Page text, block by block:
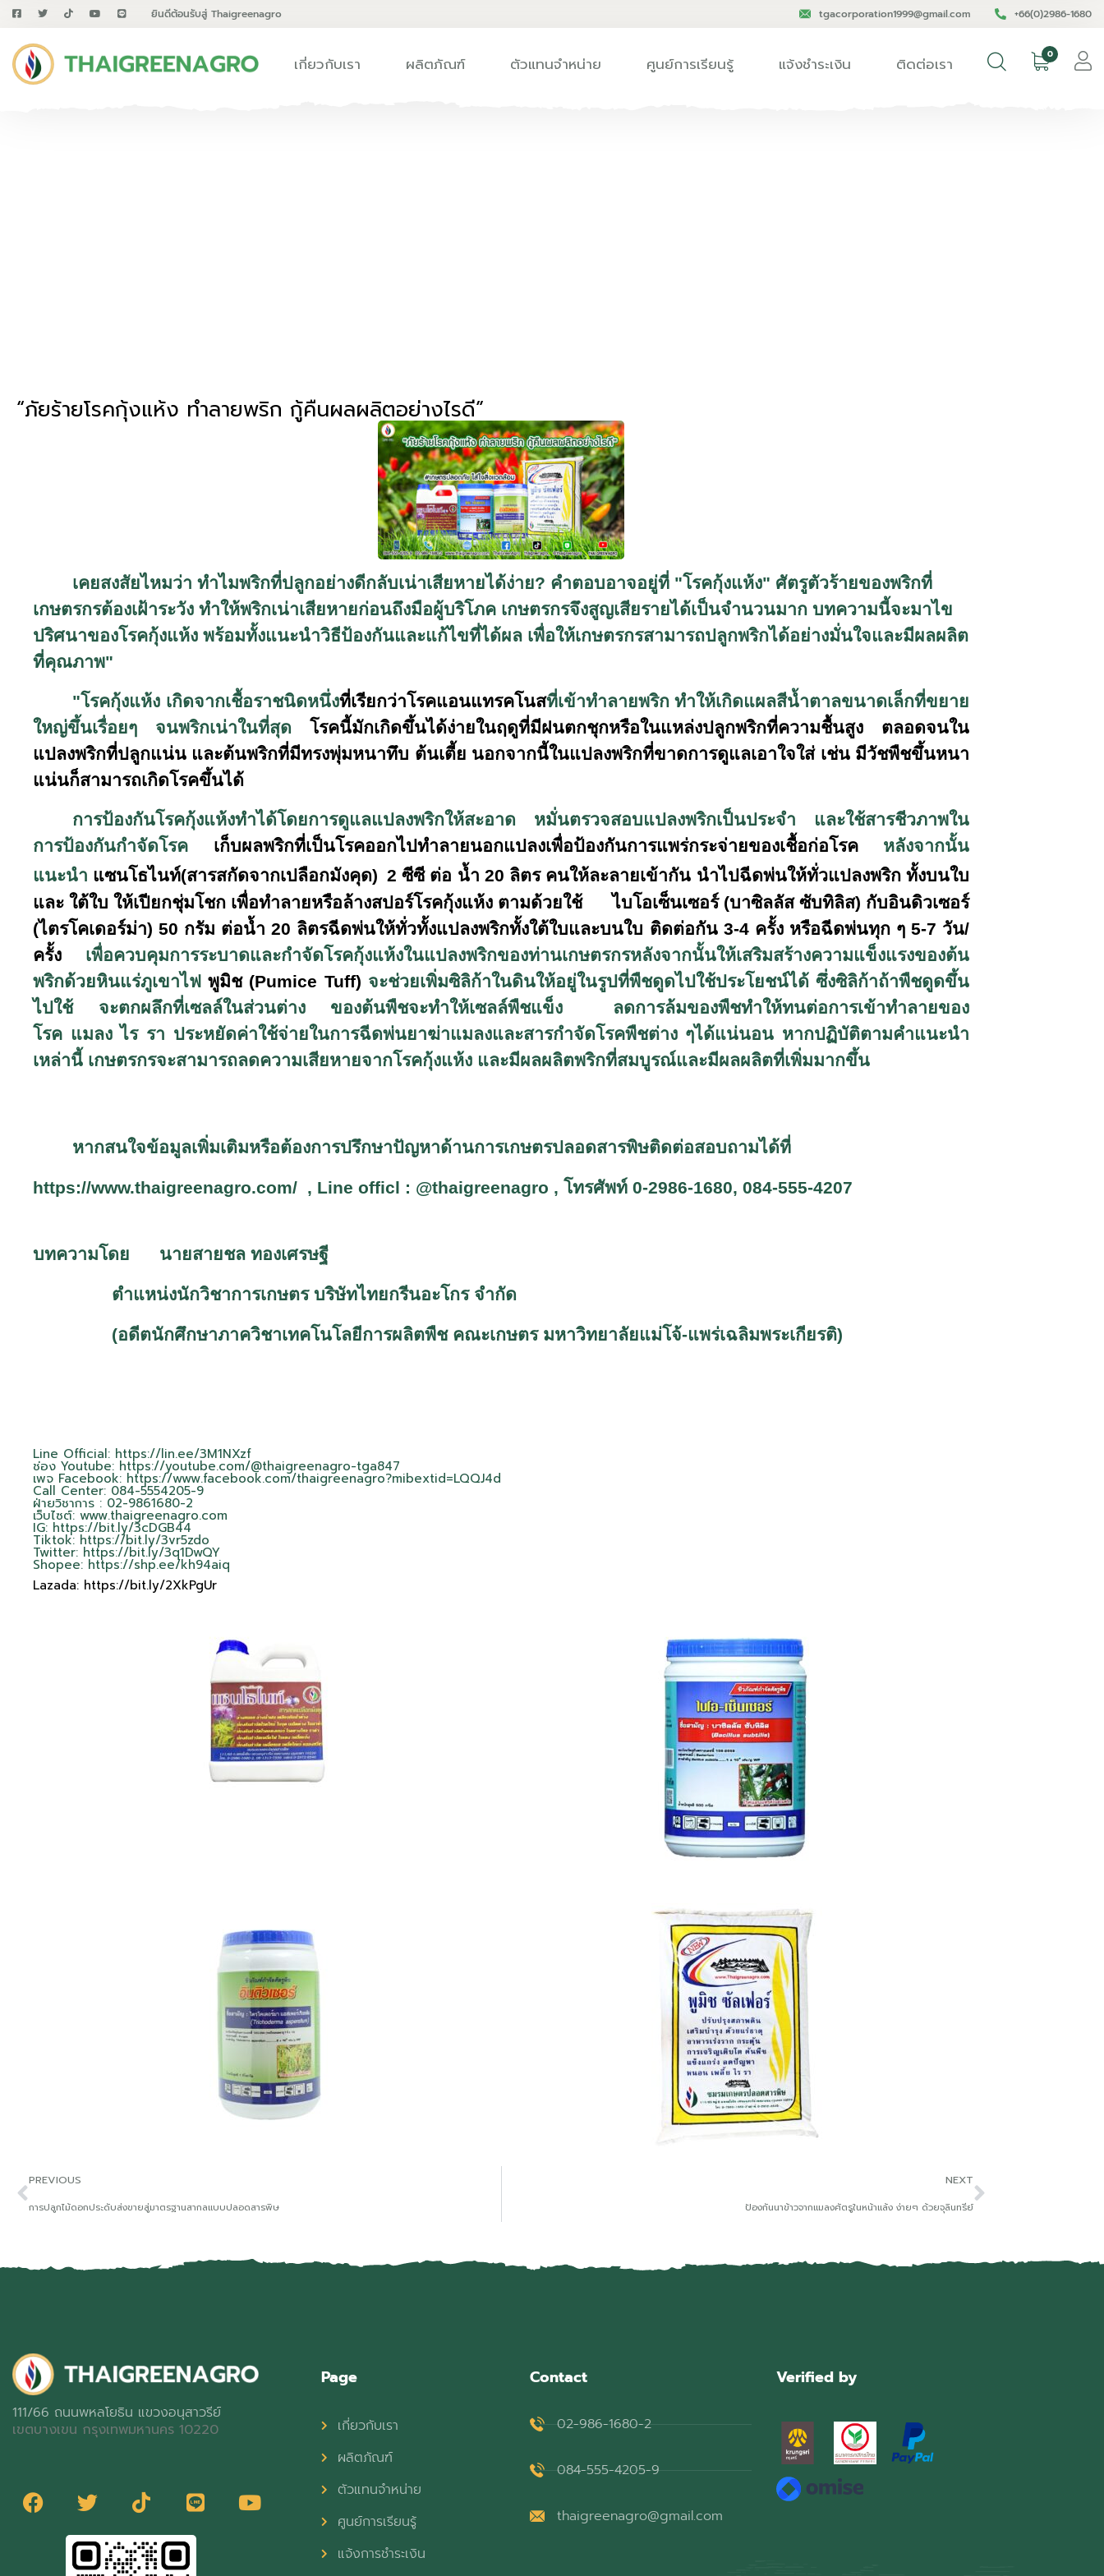
ยินดีต้อนรับสู่ Thaigreenagro tgacorporation1999@gmail.com +66(0)2986-1680
เกี่ยวกับเรา ผลิตภัณฑ์ ตัวแทนจำหน่าย ศูนย์การเรียนรู้ แจ้งชำระเงิน ติดต่อเรา 0
“ภัยร้ายโรคกุ้งแห้ง ทำลายพริก กู้คืนผลผลิตอย่างไรดี”
เคยสงสัยไหมว่า ทำไมพริกที่ปลูกอย่างดีกลับเน่าเสียหายได้ง่าย? คำตอบอาจอยู่ที่ "โรคกุ้งแห้ง" ศัตรูตัวร้ายของพริกที่
เกษตรกรต้องเฝ้าระวัง ทำให้พริกเน่าเสียหายก่อนถึงมือผู้บริโภค เกษตรกรจึงสูญเสียรายได้เป็นจำนวนมาก บทความนี้จะมาไข
ปริศนาของโรคกุ้งแห้ง พร้อมทั้งแนะนำวิธีป้องกันและแก้ไขที่ได้ผล เพื่อให้เกษตรกรสามารถปลูกพริกได้อย่างมั่นใจและมีผลผลิต
ที่คุณภาพ"
"โรคกุ้งแห้ง เกิดจากเชื้อราชนิดหนึ่งที่เรียกว่าโรคแอนแทรคโนสที่เข้าทำลายพริก ทำให้เกิดแผลสีน้ำตาลขนาดเล็กที่ขยาย
ใหญ่ขึ้นเรื่อยๆ จนพริกเน่าในที่สุด โรคนี้มักเกิดขึ้นได้ง่ายในฤดูที่มีฝนตกชุกหรือในแหล่งปลูกพริกที่ความชื้นสูง ตลอดจนใน
แปลงพริกที่ปลูกแน่น และต้นพริกที่มีทรงพุ่มหนาทึบ ต้นเตี้ย นอกจากนี้ในแปลงพริกที่ขาดการดูแลเอาใจใส่ เช่น มีวัชพืชขึ้นหนา
แน่นก็สามารถเกิดโรคขึ้นได้
การป้องกันโรคกุ้งแห้งทำได้โดยการดูแลแปลงพริกให้สะอาด หมั่นตรวจสอบแปลงพริกเป็นประจำ และใช้สารชีวภาพใน
การป้องกันกำจัดโรค เก็บผลพริกที่เป็นโรคออกไปทำลายนอกแปลงเพื่อป้องกันการแพร่กระจ่ายของเชื้อก่อโรคหลังจากนั้น
แนะนำ แซนโธไนท์(สารสกัดจากเปลือกมังคุด) 2 ซีซี ต่อ น้ำ 20 ลิตร คนให้ละลายเข้ากัน นำไปฉีดพ่นให้ทั่วแปลงพริก ทั้งบนใบ
และ ใต้ใบ ให้เปียกชุ่มโชก เพื่อทำลายหรือล้างสปอร์โรคกุ้งแห้ง ตามด้วยใช้ ไบโอเซ็นเซอร์ (บาซิลลัส ซับทิลิส) กับอินดิวเซอร์
(ไตรโคเดอร์ม่า) 50 กรัม ต่อน้ำ 20 ลิตรฉีดพ่นให้ทั่วทั้งแปลงพริกทั้งใต้ใบและบนใบ ติดต่อกัน 3-4 ครั้ง หรือฉีดพ่นทุก ๆ 5-7 วัน/
ครั้ง เพื่อควบคุมการระบาดและกำจัดโรคกุ้งแห้งในแปลงพริกของท่านเกษตรกรหลังจากนั้นให้เสริมสร้างความแข็งแรงของต้น
พริกด้วยหินแร่ภูเขาไฟ พูมิช(Pumice Tuff) จะช่วยเพิ่มซิลิก้าในดินให้อยู่ในรูปที่พืชดูดไปใช้ประโยชน์ได้ ซึ่งซิลิก้าถ้าพืชดูดขึ้น
ไปใช้
จะตกผลึกที่เซลล์ในส่วนต่าง ของต้นพืชจะทำให้เซลล์พืชแข็ง
ลดการล้มของพืชทำให้ทนต่อการเข้าทำลายของ
โรค แมลง ไร รา ประหยัดค่าใช้จ่ายในการฉีดพ่นยาฆ่าแมลงและสารกำจัดโรคพืชต่าง ๆได้แน่นอน หากปฏิบัติตามคำแนะนำ
เหล่านี้ เกษตรกรจะสามารถลดความเสียหายจากโรคกุ้งแห้ง และมีผลผลิตพริกที่สมบูรณ์และมีผลผลิตที่เพิ่มมากขึ้น
หากสนใจข้อมูลเพิ่มเติมหรือต้องการปรึกษาปัญหาด้านการเกษตรปลอดสารพิษติดต่อสอบถามได้ที่
https://www.thaigreenagro.com/ , Line officl : @thaigreenagro , โทรศัพท์ 0-2986-1680, 084-555-4207
บทความโดย นายสายชล ทองเศรษฐี
ตำแหน่งนักวิชาการเกษตร บริษัทไทยกรีนอะโกร จำกัด
(อดีตนักศึกษาภาควิชาเทคโนโลยีการผลิตพืช คณะเกษตร มหาวิทยาลัยแม่โจ้-แพร่เฉลิมพระเกียรติ)
Line Official: https://lin.ee/3M1NXzf
ช่อง Youtube: https://youtube.com/@thaigreenagro-tga847
เพจ Facebook: https://www.facebook.com/thaigreenagro?mibextid=LQQJ4d
Call Center: 084-5554205-9
ฝ่ายวิชาการ : 02-9861680-2
เว็บไซต์: www.thaigreenagro.com
IG: https://bit.ly/3cDGB44
Tiktok: https://bit.ly/3vr5zdo
Twitter: https://bit.ly/3q1DwQY
Shopee: https://shp.ee/kh94aiq
Lazada: https://bit.ly/2XkPgUr
PREVIOUS
การปลูกไม้ดอกประดับส่งขายสู่มาตรฐานสากลแบบปลอดสารพิษ
NEXT
ป้องกันนาข้าวจากแมลงศัตรูในหน้าแล้ง ง่ายๆ ด้วยจุลินทรีย์
111/66 ถนนพหลโยธิน แขวงอนุสาวรีย์
เขตบางเขน กรุงเทพมหานคร 10220
Page
เกี่ยวกับเรา
ผลิตภัณฑ์
ตัวแทนจำหน่าย
ศูนย์การเรียนรู้
แจ้งการชำระเงิน
Contact
02-986-1680-2
084-555-4205-9
thaigreenagro@gmail.com
Verified by